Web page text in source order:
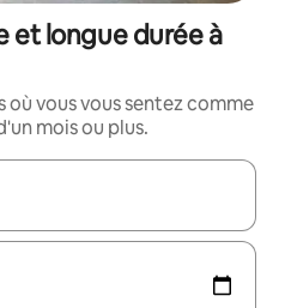
et longue durée à
vous vous sentez comme
mois ou plus.
utilisez les flèches vers le